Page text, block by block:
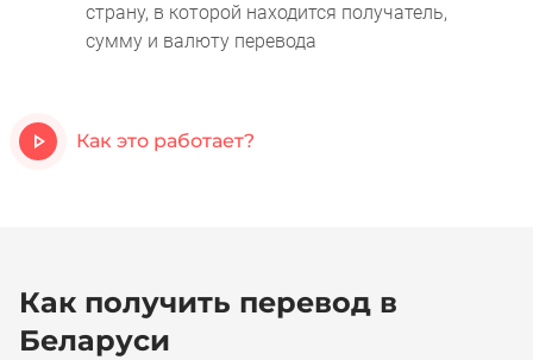
страну, в которой находится получатель,
сумму и валюту перевода
Как это работает?
Как получить перевод в
Беларуси